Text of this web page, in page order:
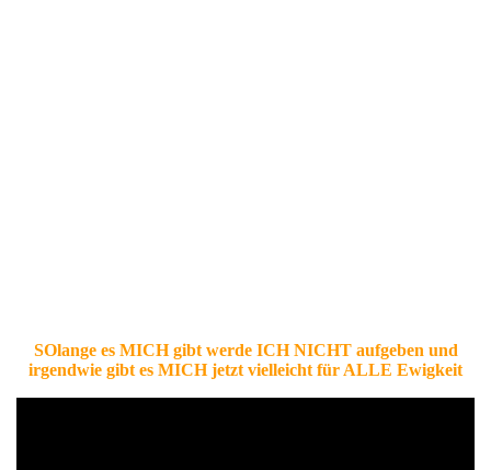
SOlange es MICH gibt werde ICH NICHT aufgeben und
irgendwie gibt es MICH jetzt vielleicht für ALLE Ewigkeit